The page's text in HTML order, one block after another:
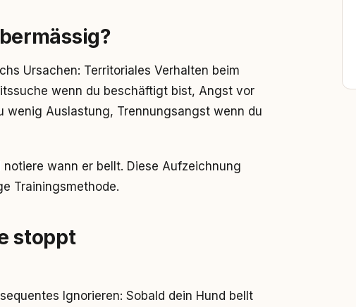
Ursachen: Territoriales Verhalten beim
wenn du beschäftigt bist, Angst vor
wenig Auslastung, Trennungsangst wenn du
wann er bellt. Diese Aufzeichnung
Trainingsmethode.
stoppt
Ignorieren: Sobald dein Hund bellt